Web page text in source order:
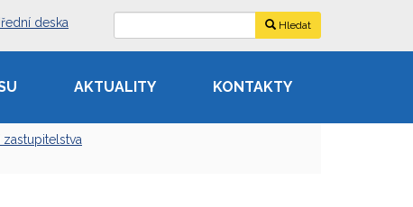
deska Hledat
AKTUALITY KONTAKTY